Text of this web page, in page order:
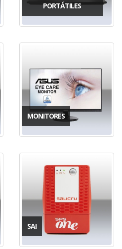
PORTÁTILES
MONITORES
SAI